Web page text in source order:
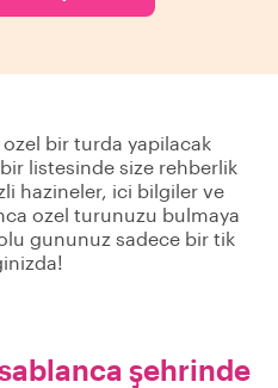
bir turda yapilacak
listesinde size rehberlik
hazineler, ici bilgiler ve
ozel turunuzu bulmaya
gununuz sadece bir tik
şehrinde